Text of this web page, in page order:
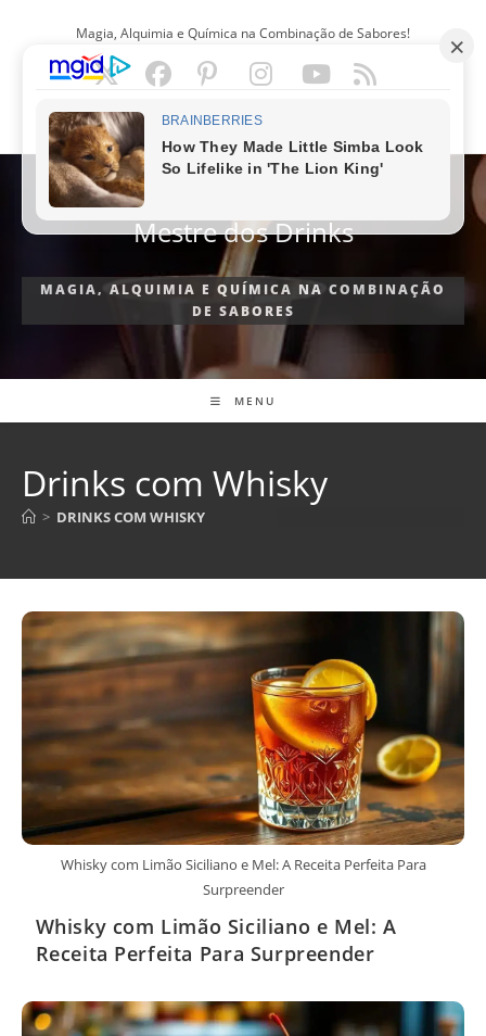
Magia, Alquimia e Química na Combinação de Sabores!
PORTUGUÊS
Mestre dos Drinks
MAGIA, ALQUIMIA E QUÍMICA NA COMBINAÇÃO
DE SABORES
MENU
Drinks com Whisky
> DRINKS COM WHISKY
Whisky com Limão Siciliano e Mel: A Receita Perfeita Para
Surpreender
Whisky com Limão Siciliano e Mel: A
Receita Perfeita Para Surpreender